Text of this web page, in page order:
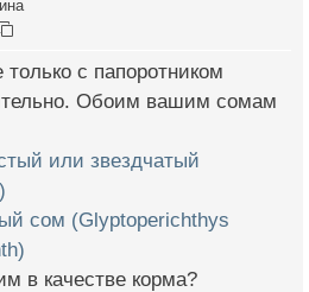
с папоротником
Обоим вашим сомам
или звездчатый
сом (Glyptoperichthys
в качестве корма?